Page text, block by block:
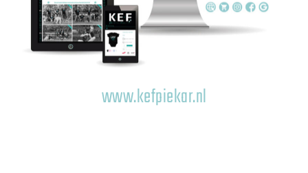
www.kefpiekar.nl